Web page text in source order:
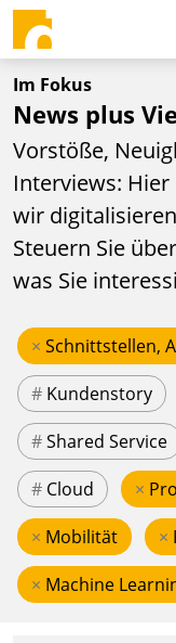
Im Fokus
News plus
Vorstöße,
Interviews:
wir
Steuern Sie
was Sie
× Schnittstellen,
# Kundenstory
#Shared Service
# Cloud ×
× Mobilität ×
× Machine